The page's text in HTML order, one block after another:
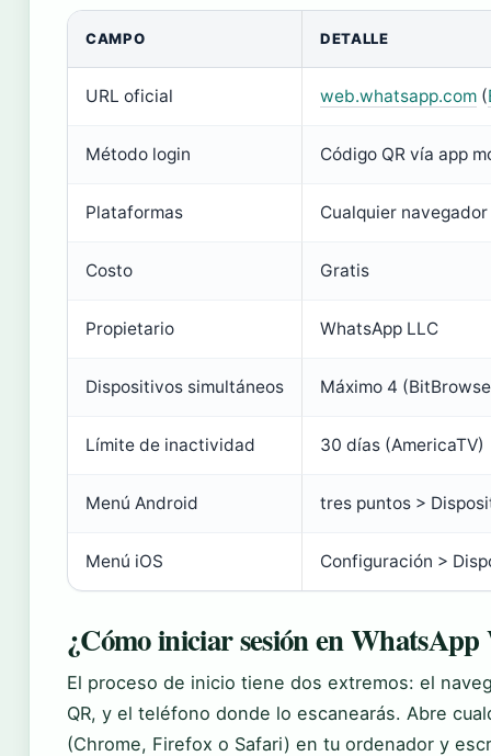
CAMPO DETALLE
URL oficial web.whatsapp.com (
Método login Código QR vía app
Plataformas Cualquier
Costo Gratis
Propietario WhatsApp LLC
Dispositivos simultáneos Máximo 4
Límite de inactividad 30 días (AmericaTV)
Menú Android tres puntos >
Menú iOS Configuración >
¿Cómo iniciar sesión en WhatsApp
El proceso de inicio tiene dos extremos: el
QR, y el teléfono donde lo escanearás. Abre
(Chrome, Firefox o Safari) en tu ordenador y